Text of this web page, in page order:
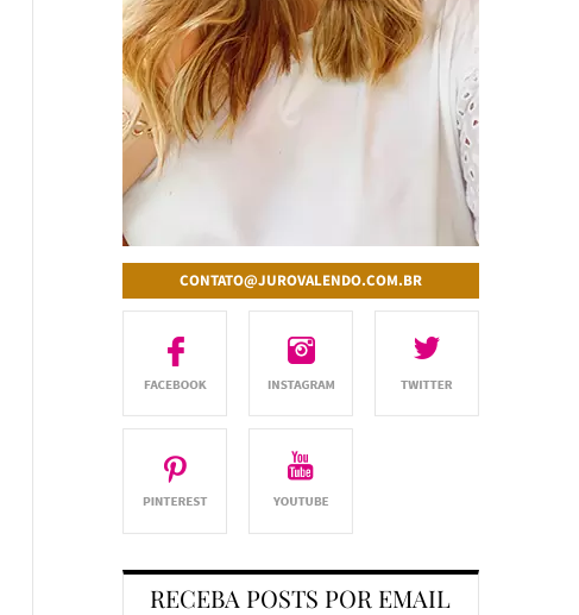
CONTATO@JUROVALENDO.COM.BR
RECEBA POSTS POR EMAIL